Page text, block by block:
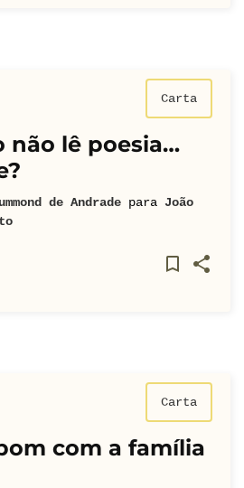
Carta
não lê poesia…
de Andrade para João
Carta
com a família